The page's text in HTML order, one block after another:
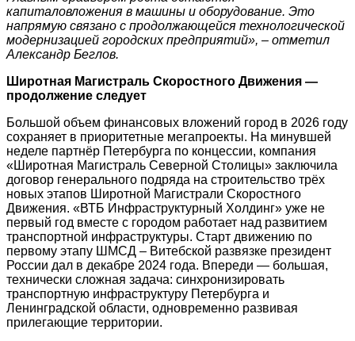
капиталовложения в машины и оборудование. Это
напрямую связано с продолжающейся технологической
модернизацией городских предприятий», – отметил
Александр Беглов.
Широтная Магистраль Скоростного Движения —
продолжение следует
Большой объем финансовых вложений город в 2026 году
сохраняет в приоритетные мегапроекты. На минувшей
неделе партнёр Петербурга по концессии, компания
«Широтная Магистраль Северной Столицы» заключила
договор генерального подряда на строительство трёх
новых этапов Широтной Магистрали Скоростного
Движения. «ВТБ Инфраструктурный Холдинг» уже не
первый год вместе с городом работает над развитием
транспортной инфраструктуры. Старт движению по
первому этапу ШМСД – Витебской развязке президент
России дал в декабре 2024 года. Впереди — большая,
технически сложная задача: синхронизировать
транспортную инфраструктуру Петербурга и
Ленинградской области, одновременно развивая
прилегающие территории.